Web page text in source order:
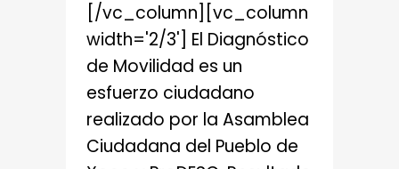
[/vc_column][vc_column
width='2/3'] El Diagnóstico
de Movilidad es un
esfuerzo ciudadano
realizado por la Asamblea
Ciudadana del Pueblo de